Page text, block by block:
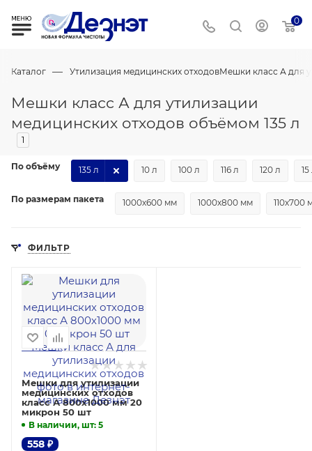
0
Каталог — Утилизация медицинских отходовМешки класс А для
Мешки класс А для утилизации
медицинских отходов объёмом 135 л
1
По объёму 10 л 100 л 116 л 120 л
135 л 15
По размерам пакета 1000х600 мм 1000х800 мм 110х700
ФИЛЬТР
Мешки для утилизации
медицинских отходов
класс А 800х1000 мм 20
микрон 50 шт
В наличии, шт: 5
558 ₽